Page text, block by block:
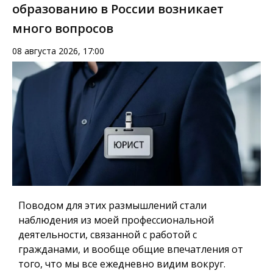
образованию в России возникает
много вопросов
08 августа 2026, 17:00
Поводом для этих размышлений стали
наблюдения из моей профессиональной
деятельности, связанной с работой с
гражданами, и вообще общие впечатления от
того, что мы все ежедневно видим вокруг.